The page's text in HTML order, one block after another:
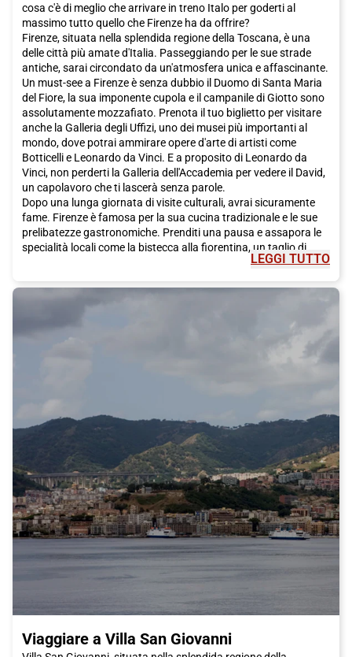
cosa c'è di meglio che arrivare in treno Italo per goderti al
massimo tutto quello che Firenze ha da offrire?
Firenze, situata nella splendida regione della Toscana, è una
delle città più amate d'Italia. Passeggiando per le sue strade
antiche, sarai circondato da un'atmosfera unica e affascinante.
Un must-see a Firenze è senza dubbio il Duomo di Santa Maria
del Fiore, la sua imponente cupola e il campanile di Giotto sono
assolutamente mozzafiato. Prenota il tuo biglietto per visitare
anche la Galleria degli Uffizi, uno dei musei più importanti al
mondo, dove potrai ammirare opere d'arte di artisti come
Botticelli e Leonardo da Vinci. E a proposito di Leonardo da
Vinci, non perderti la Galleria dell'Accademia per vedere il David,
un capolavoro che ti lascerà senza parole.
Dopo una lunga giornata di visite culturali, avrai sicuramente
fame. Firenze è famosa per la sua cucina tradizionale e le sue
prelibatezze gastronomiche. Prenditi una pausa e assapora le
specialità locali come la bistecca alla fiorentina, un taglio di
carne succulento e saporito, o i pici, una pasta fatta a mano
schiacciata alla fiorentina, un dolce tradizionale a base di
cioccolato. Non dimenticare di accompagnare il tutto con un
Oltre alla famosa arte e alla deliziosa cucina, Firenze ha molto
altro da offrire. Per una passeggiata romantica, ti consigliamo
lontano dal caos della città. E se sei appassionato di moda, non
puoi perderti il mercato di San Lorenzo, dove potrai trovare
prodotti di pelle di alta qualità e articoli artigianali unici.
Insomma, Firenze è una città che ti conquisterà con la sua
bellezza, la sua cultura e la sua cucina. E cosa c'è di meglio che
viaggiare in treno Italo per raggiungerla? Prenota subito il tuo
biglietto e preparati a scoprire una delle città più affascinanti
d'Italia. Non vediamo l'ora di darti il benvenuto a Firenze, la città
degli artisti e dei sognatori.
LEGGI TUTTO
Viaggiare a Villa San Giovanni